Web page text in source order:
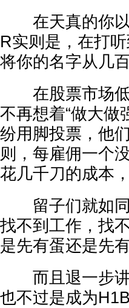
在天真的你以
R实则是，在打
将你的名字从几
在股票市场低
不再想着“做大做
纷用脚投票，他
则，每雇佣一个
花几千刀的成本
留子们就如同
找不到工作，找
是先有蛋还是先
而且退一步讲
也不过是成为H1B